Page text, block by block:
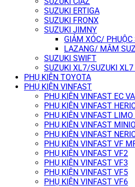
SUZUKI ERTIGA
SUZUKI FRONX
SUZUKI JIMNY
GIẢM XÓC/
LAZANG/ MÂM
SUZUKI SWIFT
SUZUKI XL7/SUZUKI XL7
PHỤ KIỆN TOYOTA
PHỤ KIỆN VINFAST
PHỤ KIỆN VINFAST EC
PHỤ KIỆN VINFAST
PHỤ KIỆN VINFAST LIMO
PHỤ KIỆN VINFAST
PHỤ KIỆN VINFAST
PHỤ KIỆN VINFAST VF
PHỤ KIỆN VINFAST VF2
PHỤ KIỆN VINFAST VF3
PHỤ KIỆN VINFAST VF5
PHỤ KIỆN VINFAST VF6